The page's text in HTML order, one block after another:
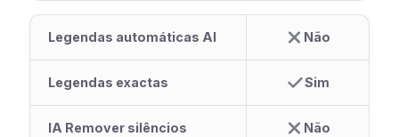
Legendas automáticas AI Não
Legendas exactas Sim
IA Remover silêncios Não